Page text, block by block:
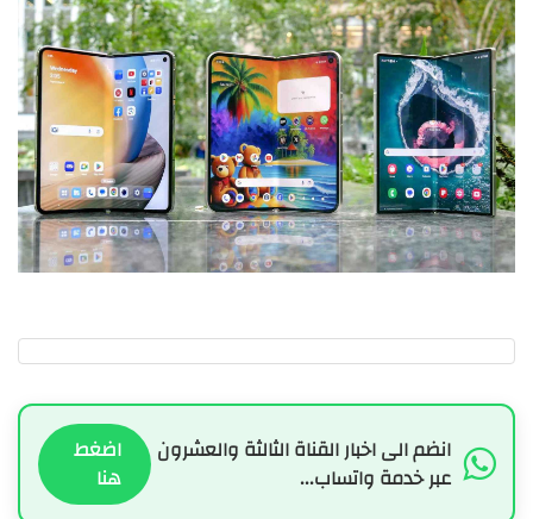
انضم الى اخبار القناة الثالثة والعشرون
عبر خدمة واتساب...
اضغط
هنا